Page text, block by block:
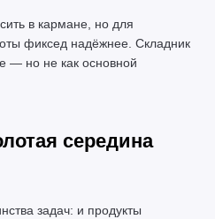
в кармане, но для
фиксед надёжнее. Складник
— но не как основной
середина
задач: и продукты